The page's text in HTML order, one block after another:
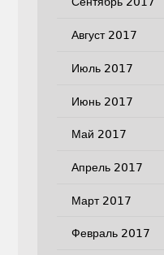
Август 2017
Июль 2017
Июнь 2017
Май 2017
Апрель 2017
Март 2017
Февраль 2017